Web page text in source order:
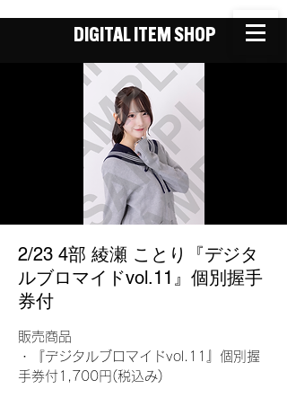
DIGITAL ITEM SHOP
2/23 4部 綾瀬 ことり『デジタ
ルブロマイドvol.11』個別握手
券付
販売商品
・『デジタルブロマイドvol.11』個別握
手券付1,700円(税込み)